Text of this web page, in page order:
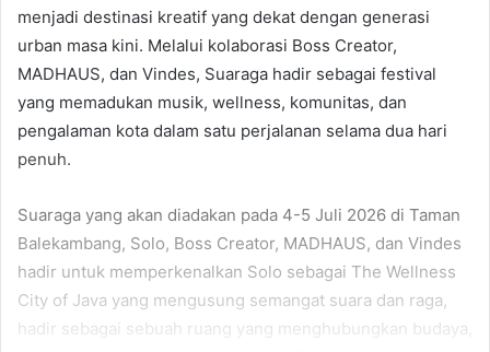
menjadi destinasi kreatif yang dekat dengan generasi
urban masa kini. Melalui kolaborasi Boss Creator,
MADHAUS, dan Vindes, Suaraga hadir sebagai festival
yang memadukan musik, wellness, komunitas, dan
pengalaman kota dalam satu perjalanan selama dua hari
penuh.
Suaraga yang akan diadakan pada 4-5 Juli 2026 di Taman
Balekambang, Solo, Boss Creator, MADHAUS, dan Vindes
hadir untuk memperkenalkan Solo sebagai The Wellness
City of Java yang mengusung semangat suara dan raga,
hadir sebagai sebuah ruang yang menghubungkan budaya,